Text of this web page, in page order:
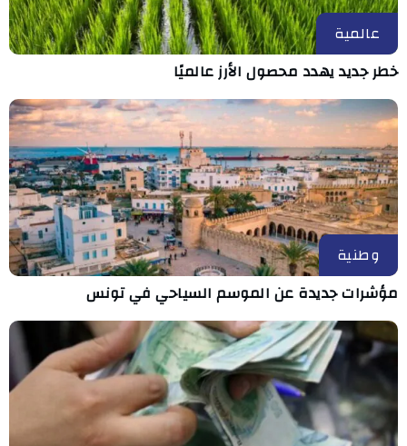
عالمية
خطر جديد يهدد محصول الأرز عالميًا
وطنية
مؤشرات جديدة عن الموسم السياحي في تونس